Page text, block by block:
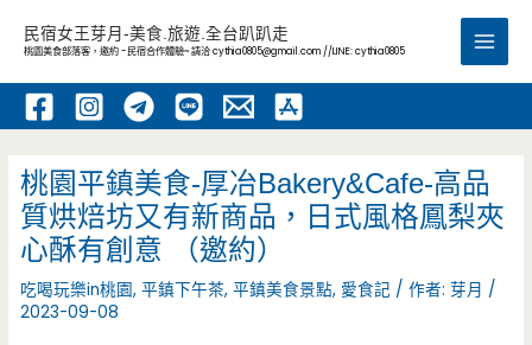
內
民宿女王芽月-美食.旅遊.全台趴趴走
桃園美食部落客，邀約 -民宿合作體驗~ 請洽cythia0805@gmail.com //LINE: cythia0805
Main
桃園平鎮美食-厚冶Bakery&Cafe-高品
質烘焙坊又有新商品，日式風格鳳梨夾
心酥有創意 （邀約）
吃喝玩樂in桃園,平鎮下午茶,平鎮美食景點, 愛食記 / 作者:芽月 /
2023-09-08